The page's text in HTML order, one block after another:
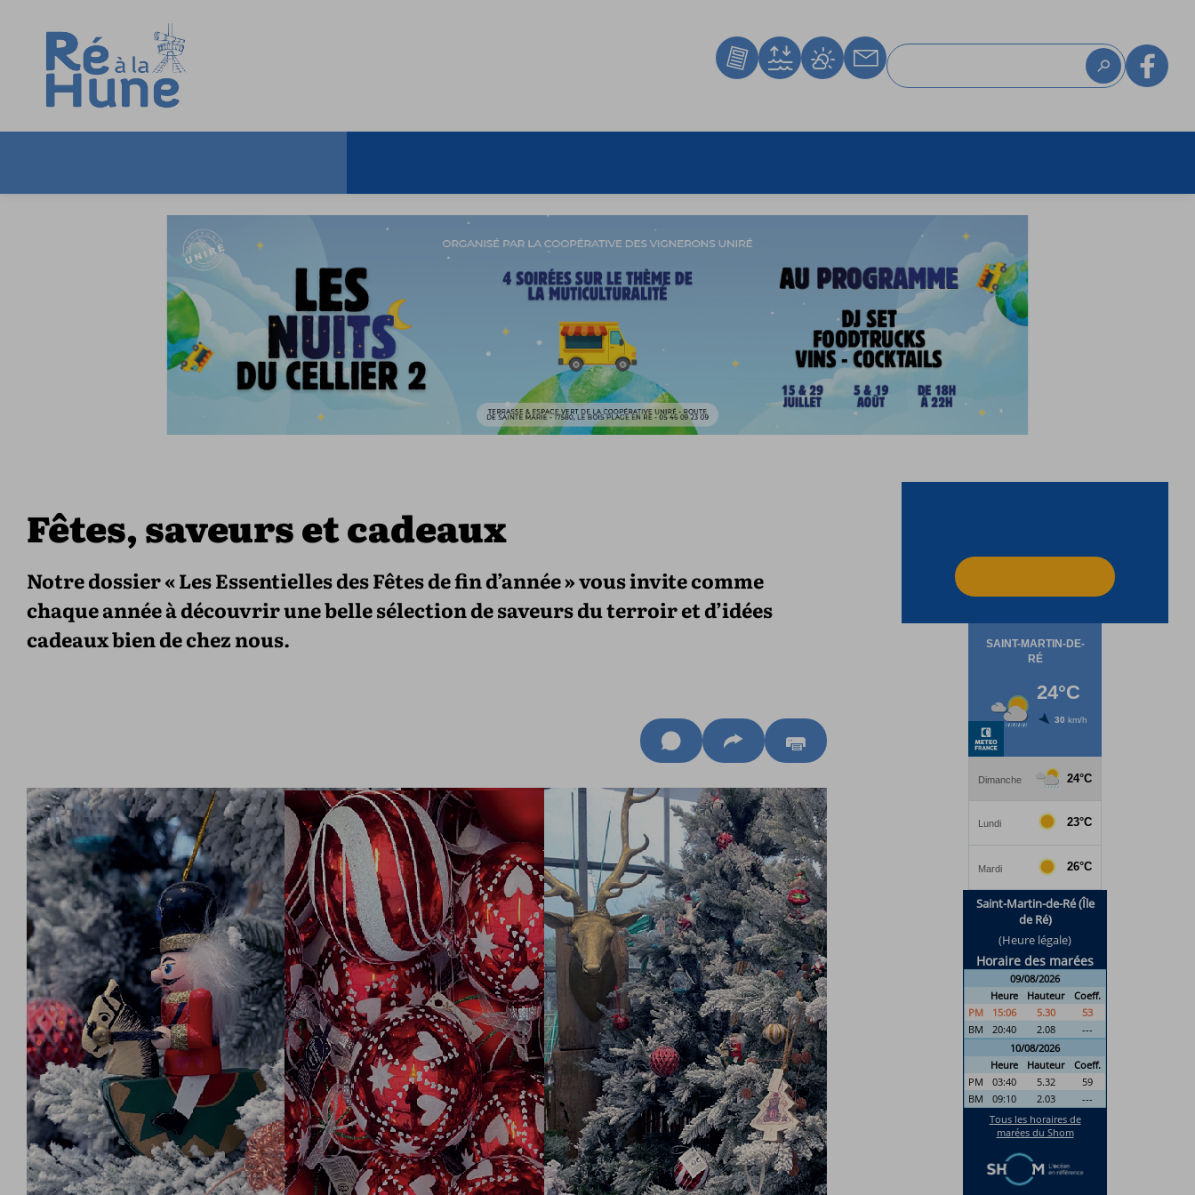
Fêtes, saveurs et cadeaux
Notre dossier « Les Essentielles des Fêtes de fin d’année » vous invite comme
chaque année à découvrir une belle sélection de saveurs du terroir et d’idées
cadeaux bien de chez nous.